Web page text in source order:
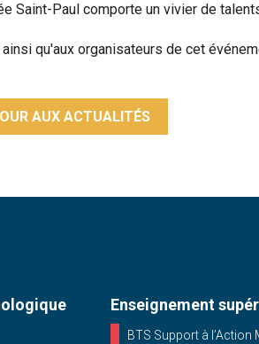
Saint-Paul comporte un vivier de
qu'aux organisateurs de cet
AUX ACTUALITÉS
Enseignement
BTS Support à l’Action